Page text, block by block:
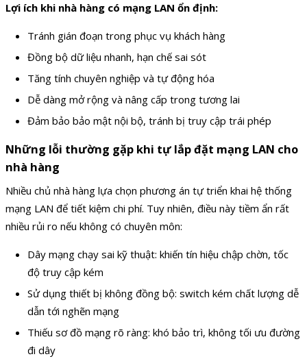
Lợi ích khi nhà hàng có mạng LAN ổn định:
Tránh gián đoạn trong phục vụ khách hàng
Đồng bộ dữ liệu nhanh, hạn chế sai sót
Tăng tính chuyên nghiệp và tự động hóa
Dễ dàng mở rộng và nâng cấp trong tương lai
Đảm bảo bảo mật nội bộ, tránh bị truy cập trái phép
Những lỗi thường gặp khi tự lắp đặt mạng LAN cho
nhà hàng
Nhiều chủ nhà hàng lựa chọn phương án tự triển khai hệ thống
mạng LAN để tiết kiệm chi phí. Tuy nhiên, điều này tiềm ẩn rất
nhiều rủi ro nếu không có chuyên môn:
Dây mạng chạy sai kỹ thuật: khiến tín hiệu chập chờn, tốc
độ truy cập kém
Sử dụng thiết bị không đồng bộ: switch kém chất lượng dễ
dẫn tới nghẽn mạng
Thiếu sơ đồ mạng rõ ràng: khó bảo trì, không tối ưu đường
đi dây